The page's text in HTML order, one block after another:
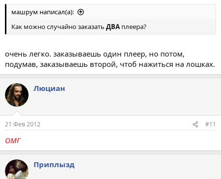
машрум написал(а):
Как можно случайно заказать ДВА плеера?
очень легко. заказываешь один плеер, но потом,
подумав, заказываешь второй, чтоб нажиться на лошках.
Люциан
21 Фев 2012 #11
ОМГ
Приплызд